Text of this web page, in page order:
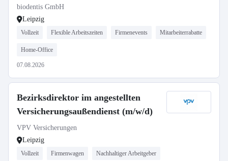
biodentis GmbH
Leipzig
Vollzeit Flexible Arbeitszeiten Firmenevents Mitarbeiterrabatte
Home-Office
07.08.2026
Bezirksdirektor im angestellten
Versicherungsaußendienst (m/w/d)
VPV Versicherungen
Leipzig
Vollzeit Firmenwagen Nachhaltiger Arbeitgeber